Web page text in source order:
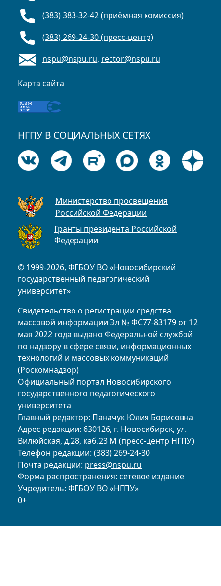
© 1999-2026, ФГБОУ ВО «Новосибирский
государственный педагогический
университет»
Свидетельство о регистрации средства
массовой информации Эл № ФС77-83179 от 12
мая 2022 года выдано Федеральной службой
по надзору в сфере связи, информационных
технологий и массовых коммуникаций
(Роскомнадзор)
Официальный портал Новосибирского
государственного педагогического
университета
Главный редактор: Паначук Юлия Борисовна
Адрес редакции: 630126, г. Новосибирск, ул.
Вилюйская, д.28, каб.23 М (пресс-центр НГПУ)
Телефон редакции: (383) 269-24-30
Почта редакции: press@nspu.ru
Форма распространения: сетевое издание
Учредитель: ФГБОУ ВО «НГПУ»
0+
(383) 383-32-42 (приёмная комиссия)
(383) 269-24-30 (пресс-центр)
nspu@nspu.ru, rector@nspu.ru
Карта сайта
НГПУ В СОЦИАЛЬНЫХ СЕТЯХ
Министерство просвещения
Российской Федерации
Гранты президента Российской
Федерации